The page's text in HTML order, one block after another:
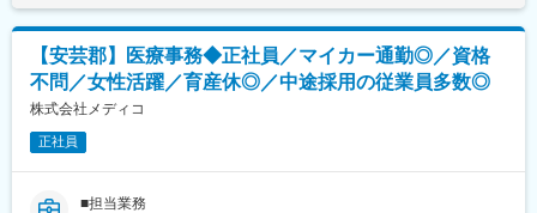
変更の範囲：会社の定める業務
■当社の特徴
高知県内を代表を中心に13店舗開設し、医療サービスを薬局事業
を通して提供しております。
地域住民の皆様とのつながりを大切にする高知家「健康づくり支
援薬局」として、患者様や地域の皆様の健康をサポートしており
ます。
変更の範囲：会社の定める業務
【安芸郡】医療事務◆正社員／マイカー通勤◎／資格
不問／女性活躍／育産休◎／中途採用の従業員多数◎
株式会社メディコ
正社員
■担当業務